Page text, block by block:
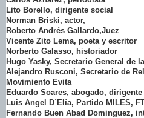
Lito Borello, dirigente social
Norman Briski, actor,
Roberto Andrés Gallardo,Juez
Vicente Zito Lema, poeta y escritor
Norberto Galasso, historiador
Hugo Yasky, Secretario General de
Alejandro Rusconi, Secretario de
Movimiento Evita
Eduardo Soares, abogado, dirigente
Luis Angel D´Elía, Partido MILES,
Fernando Buen Abad Dominguez,